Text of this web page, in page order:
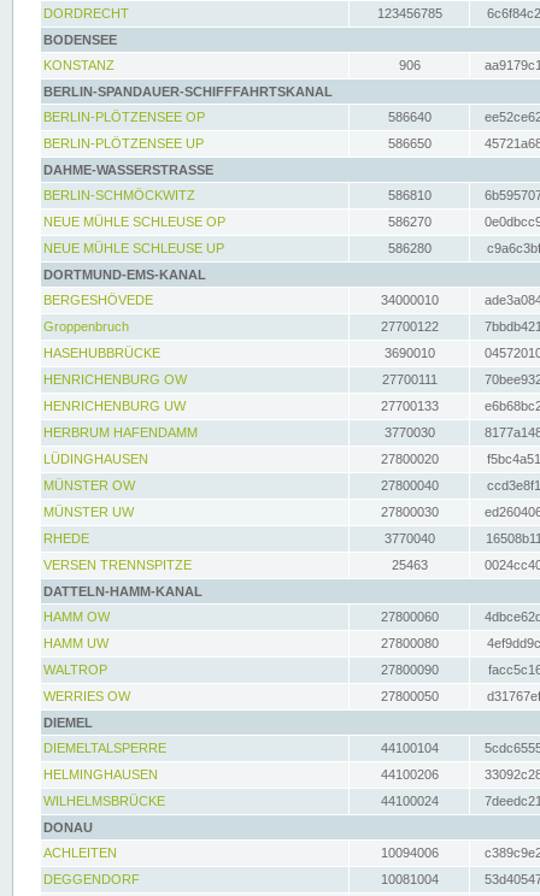
DORDRECHT
123456785
BODENSEE
KONSTANZ
906
BERLIN-SPANDAUER-SCHIFFFAHRTSKANAL
BERLIN-PLÖTZENSEE OP
586640
BERLIN-PLÖTZENSEE UP
586650
DAHME-WASSERSTRASSE
BERLIN-SCHMÖCKWITZ
586810
NEUE MÜHLE SCHLEUSE OP
586270
NEUE MÜHLE SCHLEUSE UP
586280
DORTMUND-EMS-KANAL
BERGESHÖVEDE
34000010
Groppenbruch
27700122
HASEHUBBRÜCKE
3690010
HENRICHENBURG OW
27700111
HENRICHENBURG UW
27700133
HERBRUM HAFENDAMM
3770030
LÜDINGHAUSEN
27800020
MÜNSTER OW
27800040
MÜNSTER UW
27800030
RHEDE
3770040
VERSEN TRENNSPITZE
25463
DATTELN-HAMM-KANAL
HAMM OW
27800060
HAMM UW
27800080
WALTROP
27800090
WERRIES OW
27800050
DIEMEL
DIEMELTALSPERRE
44100104
HELMINGHAUSEN
44100206
WILHELMSBRÜCKE
44100024
DONAU
ACHLEITEN
10094006
DEGGENDORF
10081004